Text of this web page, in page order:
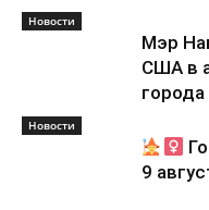
Новости
Мэр
США в
города
Новости
9